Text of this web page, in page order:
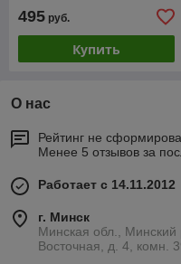
495 руб.
Купить
О нас
Рейтинг не
Менее 5 отзывов за
Работает с 14.11.2012
г. Минск
Минская обл.,
Восточная, д. 4, комн.